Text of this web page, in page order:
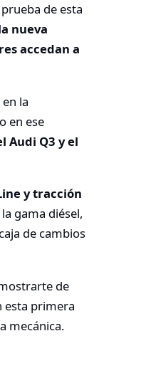
de esta
nueva
accedan a
la
en ese
Audi Q3 y el
y tracción
gama diésel,
de cambios
de
esta primera
mecánica.